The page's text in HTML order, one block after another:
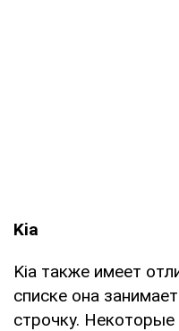
Kia
Kia также имеет
списке она
строчку.